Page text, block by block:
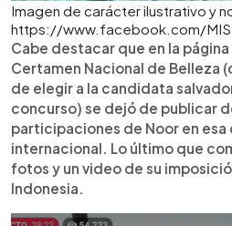
Imagen de carácter ilustrativo y
https://www.facebook.com/
Cabe destacar que en la
Certamen Nacional de Belleza
de elegir a la candidata
concurso) se dejó de publicar
participaciones de Noor en
internacional. Lo último que
fotos y un video de su
Indonesia.